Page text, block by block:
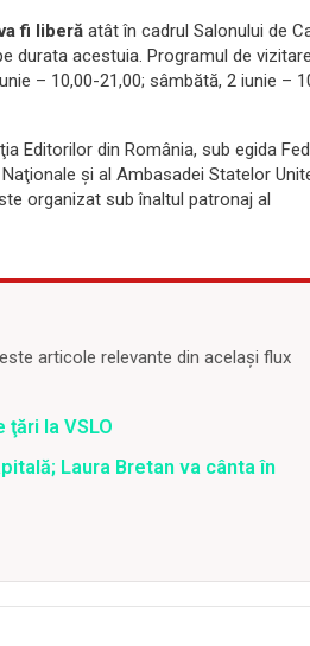
fi liberă atât în cadrul Salonului de
durata acestuia. Programul de
– 10,00-21,00; sâmbătă, 2 iunie –
Editorilor din România, sub egida
şi al Ambasadei Statelor
organizat sub înaltul patronaj al
articole relevante din același flux
la VSLO
Laura Bretan va cânta în